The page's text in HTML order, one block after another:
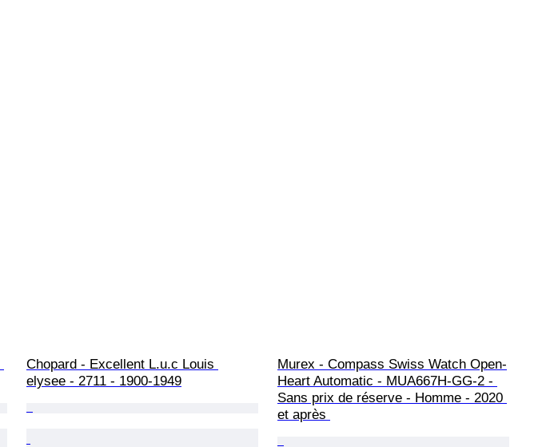
Chopard - Excellent L.u.c Louis
elysee - 2711 - 1900-1949
Murex - Compass Swiss Watch Open-
Heart Automatic - MUA667H-GG-2 -
Sans prix de réserve - Homme - 2020
et après